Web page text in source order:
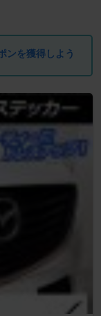
ンを獲得しよう